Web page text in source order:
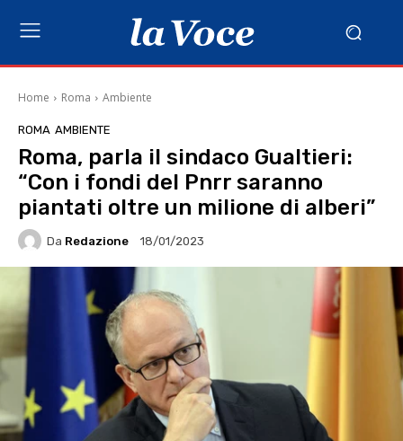
Home Roma Ambiente
ROMA AMBIENTE
Roma, parla il sindaco Gualtieri:
“Con i fondi del Pnrr saranno
piantati oltre un milione di alberi”
Da Redazione 18/01/2023